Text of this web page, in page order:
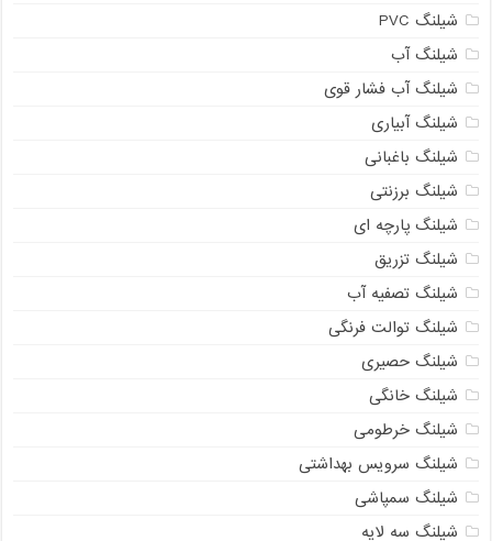
شیلنگ PVC
شیلنگ آب
شیلنگ آب فشار قوی
شیلنگ آبیاری
شیلنگ باغبانی
شیلنگ برزنتی
شیلنگ پارچه ای
شیلنگ تزریق
شیلنگ تصفیه آب
شیلنگ توالت فرنگی
شیلنگ حصیری
شیلنگ خانگی
شیلنگ خرطومی
شیلنگ سرویس بهداشتی
شیلنگ سمپاشی
شیلنگ سه لایه